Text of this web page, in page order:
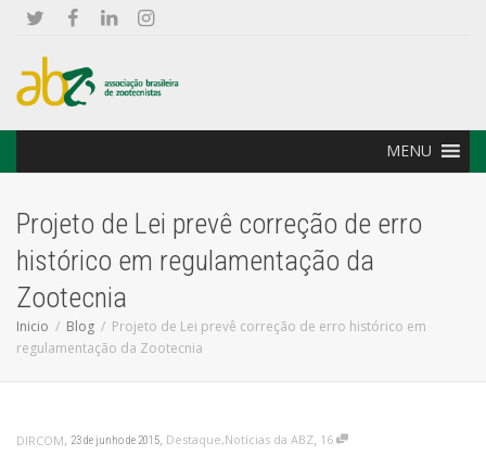
MENU
Projeto de Lei prevê correção de erro
histórico em regulamentação da
Zootecnia
Inicio Blog
Projeto de Lei prevê correção de erro histórico em
regulamentação da Zootecnia
DIRCOM, 23 de junho de 2015, Destaque,Notícias da ABZ, 16